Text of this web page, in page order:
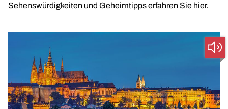
Sehenswürdigkeiten und Geheimtipps erfahren Sie hier.